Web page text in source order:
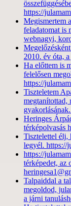
https://
Megismertem
feladatomat is
webnagyi,
2010. év óta,
Ha előttem is
felelősen
https://
Tiszteletem
megtanítottad,
Heringes
térképolvasás
Tisztelettel élj,
legyél. https://
https://
térképedet, az
Talpaiddal a
megoldod,
a járni